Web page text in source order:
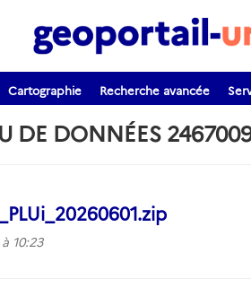
Cartographie Recherche avancée
DE DONNÉES
10:23